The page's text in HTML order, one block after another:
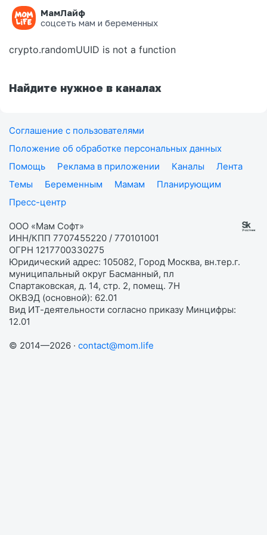
МамЛайф
соцсеть мам и беременных
Ошибка на странице
crypto.randomUUID is not a function
Найдите нужное в каналах
Соглашение с пользователями
Положение об обработке персональных данных
Помощь
Реклама в приложении Каналы
Лента
Темы
Беременным Мамам
Планирующим
Пресс-центр
ООО «Мам Софт»
ИНН/КПП 7707455220 / 770101001
ОГРН 1217700330275
Юридический адрес: 105082, Город Москва, вн.тер.г.
муниципальный округ Басманный, пл
Спартаковская, д. 14, стр. 2, помещ. 7Н
ОКВЭД (основной): 62.01
Вид ИТ-деятельности согласно приказу Минцифры:
12.01
© 2014—2026 · contact@mom.life